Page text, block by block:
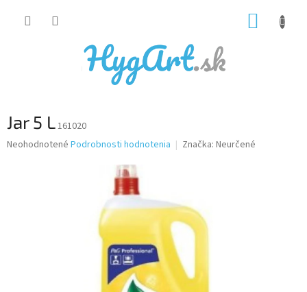
Jar 5 L161020
Priemerné
Neohodnotené Podrobnosti hodnotenia Značka: Neurčené